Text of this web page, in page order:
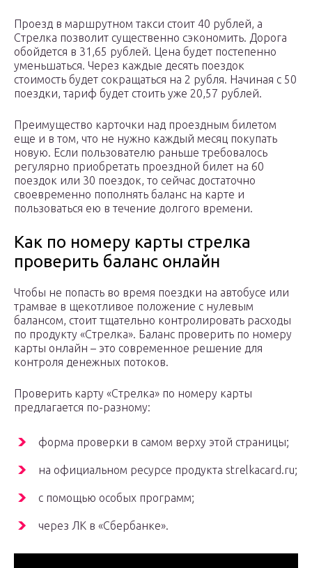
Проезд в маршрутном такси стоит 40 рублей, а
Стрелка позволит существенно сэкономить. Дорога
обойдется в 31,65 рублей. Цена будет постепенно
уменьшаться. Через каждые десять поездок
стоимость будет сокращаться на 2 рубля. Начиная с 50
поездки, тариф будет стоить уже 20,57 рублей.
Преимущество карточки над проездным билетом
еще и в том, что не нужно каждый месяц покупать
новую. Если пользователю раньше требовалось
регулярно приобретать проездной билет на 60
поездок или 30 поездок, то сейчас достаточно
своевременно пополнять баланс на карте и
пользоваться ею в течение долгого времени.
Как по номеру карты стрелка
проверить баланс онлайн
Чтобы не попасть во время поездки на автобусе или
трамвае в щекотливое положение с нулевым
балансом, стоит тщательно контролировать расходы
по продукту «Стрелка». Баланс проверить по номеру
карты онлайн – это современное решение для
контроля денежных потоков.
Проверить карту «Стрелка» по номеру карты
предлагается по-разному:
форма проверки в самом верху этой страницы;
на официальном ресурсе продукта strelkacard.ru;
с помощью особых программ;
через ЛК в «Сбербанке».